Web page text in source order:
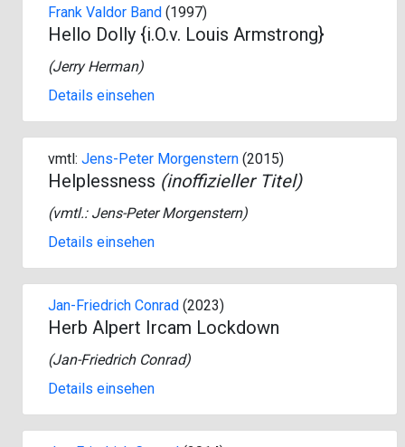
Frank Valdor Band (1997)
Hello Dolly {i.O.v. Louis Armstrong}
(Jerry Herman)
Details einsehen
vmtl: Jens-Peter Morgenstern (2015)
Helplessness (inoffizieller Titel)
(vmtl.: Jens-Peter Morgenstern)
Details einsehen
Jan-Friedrich Conrad (2023)
Herb Alpert Ircam Lockdown
(Jan-Friedrich Conrad)
Details einsehen